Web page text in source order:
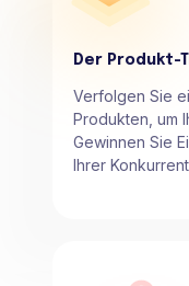
Der Produkt-
Verfolgen Sie
Produkten, um
Gewinnen Sie
Ihrer